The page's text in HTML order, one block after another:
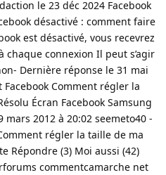
le 23 déc 2024 Facebook
désactivé : comment faire
est désactivé, vous recevrez
chaque connexion Il peut s’agir
Dernière réponse le 31 mai
Comment régler la
Écran Facebook Samsung
2012 à 20:02 seemeto40 -
régler la taille de ma
Répondre (3) Moi aussi (42)
commentcamarche net